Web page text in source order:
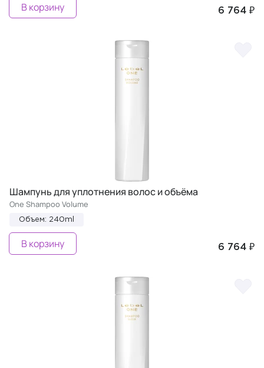
6 764 ₽
В корзину
Шампунь для уплотнения волос и объёма
One Shampoo Volume
Объем: 240ml
6 764 ₽
В корзину